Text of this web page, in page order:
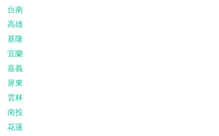
台南
高雄
基隆
宜蘭
嘉義
屏東
雲林
南投
花蓮